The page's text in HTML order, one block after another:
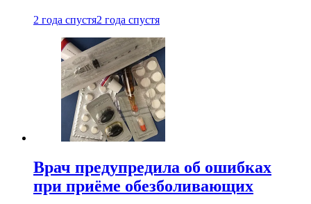
2 года спустя2 года спустя
Врач предупредила об ошибках
при приëме обезболивающих